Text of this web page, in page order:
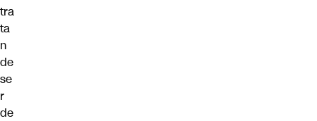
tra
ta
n
de
se
r
de